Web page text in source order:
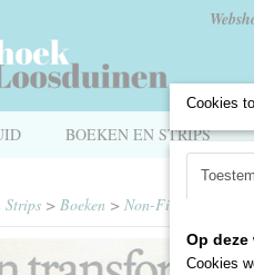
BOEKEN EN STRIPS
Strips > Boeken > Non-Fictie
Cookies
Op
Cookies